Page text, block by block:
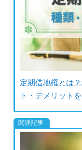
定期借地権とは
ト・デメリット